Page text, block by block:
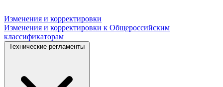
Изменения и корректировки
Изменения и корректировки к Общероссийским
классификаторам
Технические регламенты